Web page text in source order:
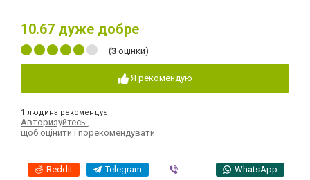
10.67 дуже добре
(3 оцінки)
Я рекомендую
1 людина рекомендує
Авторизуйтесь
щоб оцінити і порекомендувати
Reddit Telegram WhatsApp